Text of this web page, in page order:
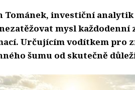
Tománek, investiční
mysl
Určujícím vodítkem pro
šumu od skutečně